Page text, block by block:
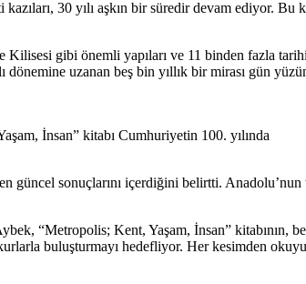
30 yılı aşkın bir süredir devam ediyor. Bu
gibi önemli yapıları ve 11 binden fazla
uzanan beş bin yıllık bir mirası gün
İnsan” kitabı Cumhuriyetin 100. yılında
güncel sonuçlarını içerdiğini belirtti.
“Metropolis; Kent, Yaşam, İnsan” kitabının,
buluşturmayı hedefliyor. Her kesimden